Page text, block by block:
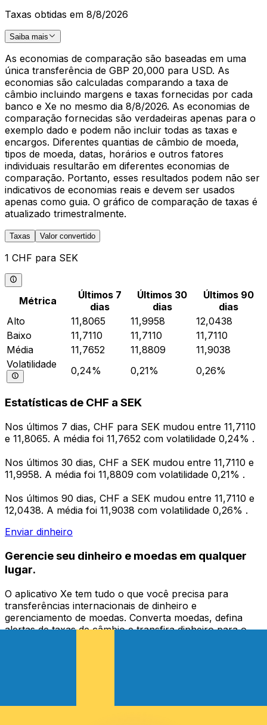
Taxas obtidas em 8/8/2026
Saiba mais
As economias de comparação são baseadas em uma
única transferência de GBP 20,000 para USD. As
economias são calculadas comparando a taxa de
câmbio incluindo margens e taxas fornecidas por cada
banco e Xe no mesmo dia 8/8/2026. As economias de
comparação fornecidas são verdadeiras apenas para o
exemplo dado e podem não incluir todas as taxas e
encargos. Diferentes quantias de câmbio de moeda,
tipos de moeda, datas, horários e outros fatores
individuais resultarão em diferentes economias de
comparação. Portanto, esses resultados podem não ser
indicativos de economias reais e devem ser usados
apenas como guia. O gráfico de comparação de taxas é
atualizado trimestralmente.
Taxas Valor convertido
1 CHF para SEK
Métrica
Últimos 7
dias
Últimos 30
dias
Últimos 90
dias
Alto
11,8065 11,9958
12,0438
Baixo
11,7110 11,7110
11,7110
Média
11,7652 11,8809
11,9038
Volatilidade
0,24% 0,21% 0,26%
Estatísticas de CHF a SEK
Nos últimos 7 dias, CHF para SEK mudou entre 11,7110
e 11,8065. A média foi 11,7652 com volatilidade 0,24% .
Nos últimos 30 dias, CHF a SEK mudou entre 11,7110 e
11,9958. A média foi 11,8809 com volatilidade 0,21% .
Nos últimos 90 dias, CHF a SEK mudou entre 11,7110 e
12,0438. A média foi 11,9038 com volatilidade 0,26% .
Enviar dinheiro
Gerencie seu dinheiro e moedas em qualquer
lugar.
O aplicativo Xe tem tudo o que você precisa para
transferências internacionais de dinheiro e
gerenciamento de moedas. Converta moedas, defina
alertas de taxas de câmbio e transfira dinheiro para o